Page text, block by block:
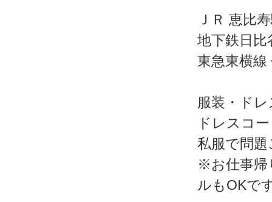
ＪＲ 恵比
地下鉄日比
東急東横線
服装・ド
ドレスコ
私服で問
※お仕事帰
ルもOKで